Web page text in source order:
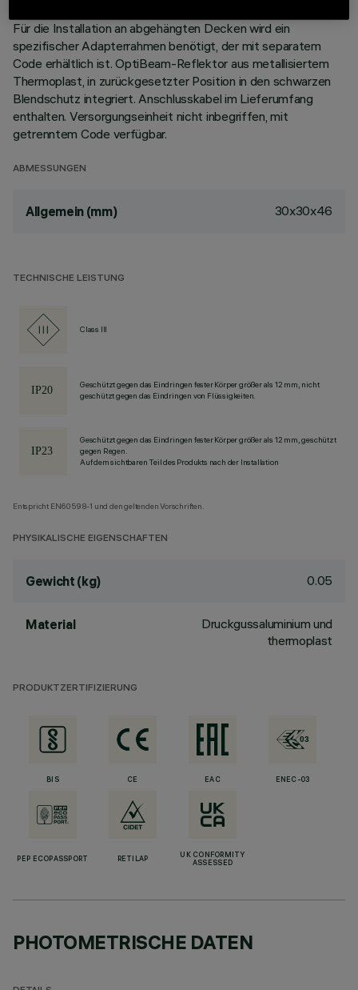
Für die Installation an abgehängten Decken wird ein
spezifischer Adapterrahmen benötigt, der mit separatem
Code erhältlich ist. OptiBeam-Reflektor aus metallisiertem
Thermoplast, in zurückgesetzter Position in den schwarzen
Blendschutz integriert. Anschlusskabel im Lieferumfang
enthalten. Versorgungseinheit nicht inbegriffen, mit
getrenntem Code verfügbar.
ABMESSUNGEN
Allgemein (mm) 30x30x46
TECHNISCHE LEISTUNG
Class III
Geschützt gegen das Eindringen fester Körper größer als 12 mm, nicht
geschützt gegen das Eindringen von Flüssigkeiten.
Geschützt gegen das Eindringen fester Körper größer als 12 mm, geschützt
gegen Regen.
Auf dem sichtbaren Teil des Produkts nach der Installation
Entspricht EN60598-1 und den geltenden Vorschriften.
PHYSIKALISCHE EIGENSCHAFTEN
Gewicht (kg) 0.05
Material
Druckgussaluminium und
thermoplast
PRODUKTZERTIFIZIERUNG
BIS CE EAC ENEC-03
PEP ECOPASSPORT RETILAP
UK CONFORMITY
ASSESSED
PHOTOMETRISCHE DATEN